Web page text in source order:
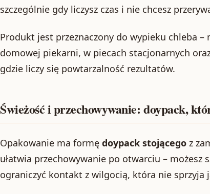
szczególnie gdy liczysz czas i nie chcesz
Produkt jest przeznaczony do wypieku chleba –
domowej piekarni, w piecach stacjonarnych
gdzie liczy się powtarzalność rezultatów.
Świeżość i przechowywanie: doypack,
Opakowanie ma formę doypack stojącego z
ułatwia przechowywanie po otwarciu – możesz
ograniczyć kontakt z wilgocią, która nie sprzyja